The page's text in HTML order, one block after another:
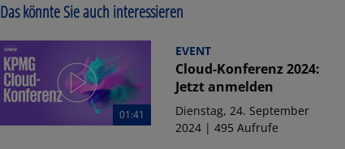
Das könnte Sie auch interessieren
01:41
EVENT
Cloud-Konferenz 2024:
Jetzt anmelden
Dienstag, 24. September
2024 | 495 Aufrufe